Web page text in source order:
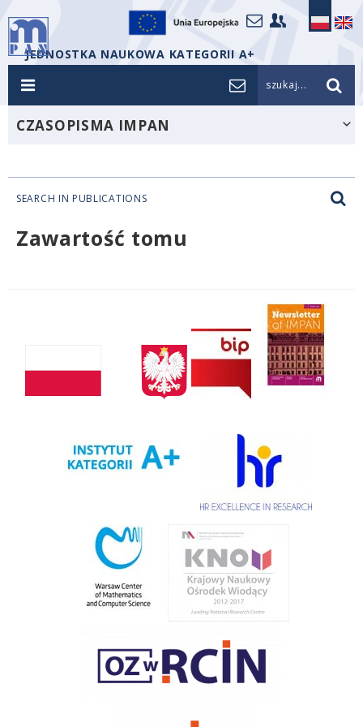
JEDNOSTKA NAUKOWA KATEGORII A+
szukaj...
CZASOPISMA IMPAN
SEARCH IN PUBLICATIONS
Zawartość tomu